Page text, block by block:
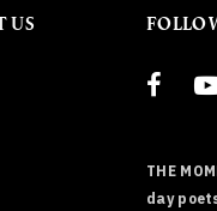
US
THE
day